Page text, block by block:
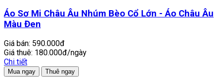
Áo Sơ Mi Châu Âu Nhúm Bèo Cổ Lớn - Áo Châu Âu
Màu Đen
Giá bán: 590.000đ
Giá thuê: 180.000đ/ngày
Chi tiết
Mua ngay Thuê ngay